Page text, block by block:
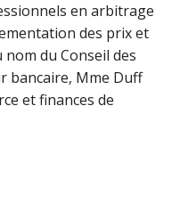
en arbitrage
des prix et
du Conseil des
bancaire, Mme Duff
et finances de